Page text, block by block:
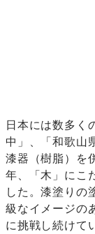
日本には数多く
中」、「和歌山
漆器（樹脂）を
年、「木」にこ
した。漆塗りの
級なイメージの
に挑戦し続けて